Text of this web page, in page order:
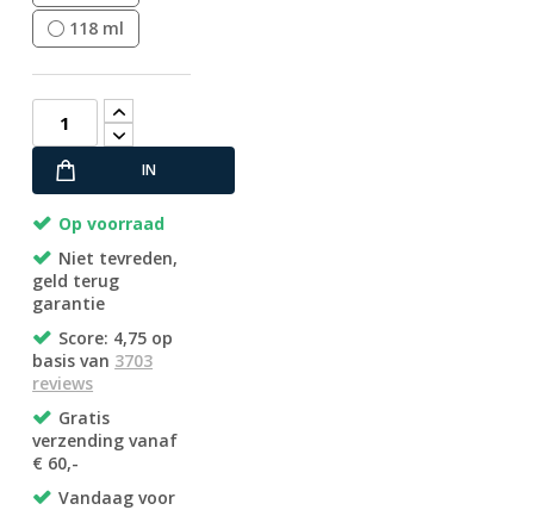
118 ml
IN
WINKELWAGEN
Op voorraad
Niet tevreden,
geld terug
garantie
Score: 4,75 op
basis van 3703
reviews
Gratis
verzending vanaf
€ 60,-
Vandaag voor